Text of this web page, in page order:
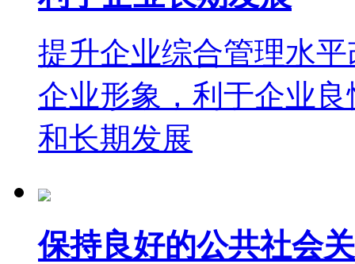
提升企业综合管理水平
企业形象，利于企业良
和长期发展
保持良好的公共社会